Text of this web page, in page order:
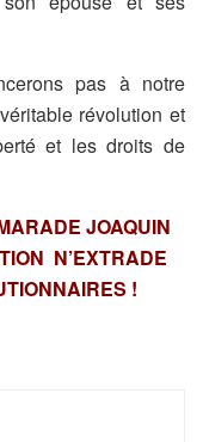
pas à notre
révolution et
et les droits de
JOAQUIN
N’EXTRADE
!